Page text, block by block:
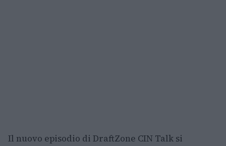
Il nuovo episodio di DraftZone CIN Talk si